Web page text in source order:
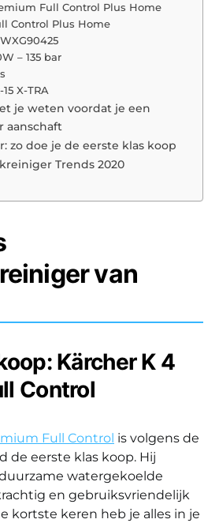
Full Control Plus Home
Control Plus Home
– 135 bar
X-TRA
je weten voordat je een
aanschaft
zo doe je de eerste klas koop
Trends 2020
van
Kärcher K 4
Control
Full Control is volgens de
de eerste klas koop. Hij
watergekoelde
en gebruiksvriendelijk
kortste keren heb je alles in je